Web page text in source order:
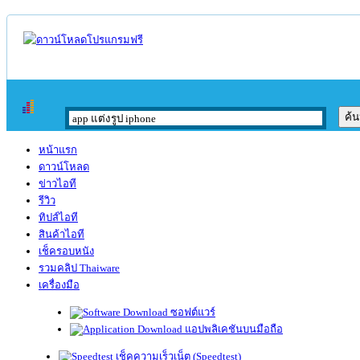
หน้าแรก
ดาวน์โหลด
ข่าวไอที
รีวิว
ทิปส์ไอที
สินค้าไอที
เช็ครอบหนัง
รวมคลิป Thaiware
เครื่องมือ
ซอฟต์แวร์
แอปพลิเคชันบนมือถือ
เช็คความเร็วเน็ต (Speedtest)